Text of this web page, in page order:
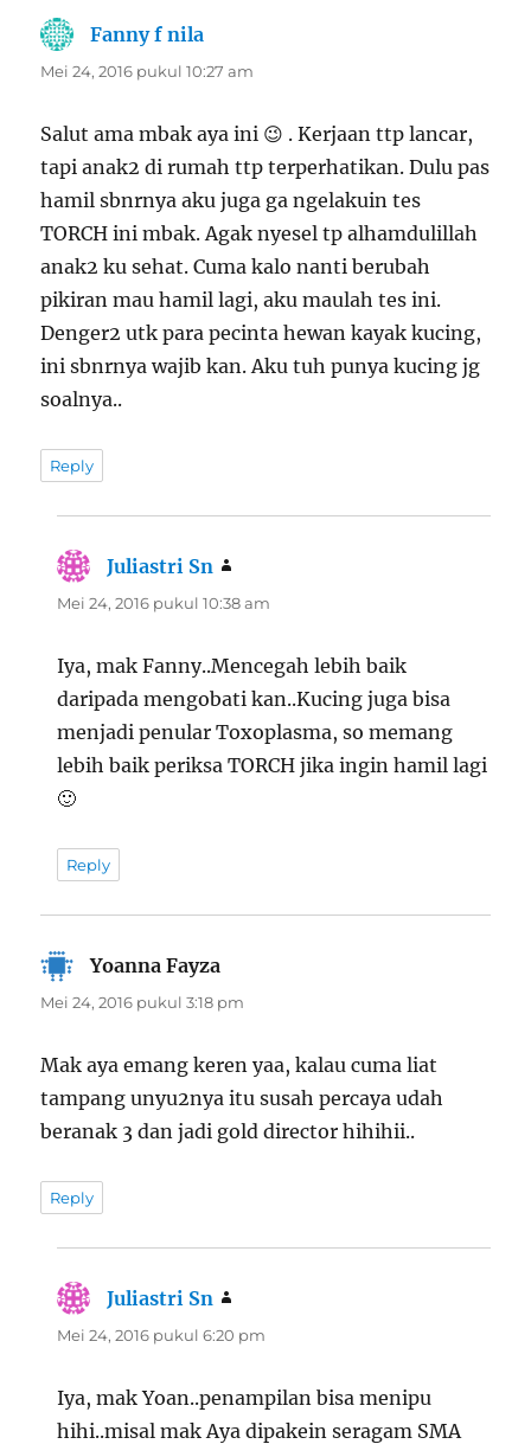
Fanny f nila
Mei 24, 2016 pukul 10:27 am
Salut ama mbak aya ini 😉 . Kerjaan ttp lancar,
tapi anak2 di rumah ttp terperhatikan. Dulu pas
hamil sbnrnya aku juga ga ngelakuin tes
TORCH ini mbak. Agak nyesel tp alhamdulillah
anak2 ku sehat. Cuma kalo nanti berubah
pikiran mau hamil lagi, aku maulah tes ini.
Denger2 utk para pecinta hewan kayak kucing,
ini sbnrnya wajib kan. Aku tuh punya kucing jg
soalnya..
Reply
Juliastri Sn
Mei 24, 2016 pukul 10:38 am
Iya, mak Fanny..Mencegah lebih baik
daripada mengobati kan..Kucing juga bisa
menjadi penular Toxoplasma, so memang
lebih baik periksa TORCH jika ingin hamil lagi
🙂
Reply
Yoanna Fayza
Mei 24, 2016 pukul 3:18 pm
Mak aya emang keren yaa, kalau cuma liat
tampang unyu2nya itu susah percaya udah
beranak 3 dan jadi gold director hihihii..
Reply
Juliastri Sn
Mei 24, 2016 pukul 6:20 pm
Iya, mak Yoan..penampilan bisa menipu
hihi..misal mak Aya dipakein seragam SMA